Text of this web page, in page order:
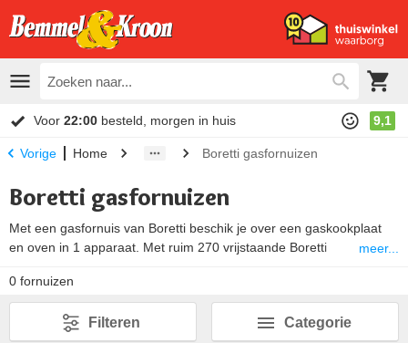
Voor 22:00 besteld, morgen in huis 9,1
Vorige Home Boretti gasfornuizen
Boretti gasfornuizen
Met een gasfornuis van Boretti beschik je over een gaskookplaat
en oven in 1 apparaat. Met ruim 270 vrijstaande Boretti
De meeste gasfornuizen van Boretti zijn 90 cm breed. Hierbij heb je
de keuze uit 4 tot 6 gaspitten. Maar een (dual fuel) wokbrander en
een Fry-Top behoren ook tot de mogelijkheden. Bovendien kan je
meer...
0 fornuizen
Categorie
Filteren